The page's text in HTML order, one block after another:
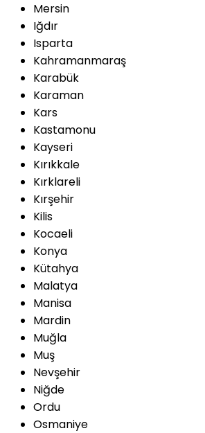
Mersin
Iğdır
Isparta
Kahramanmaraş
Karabük
Karaman
Kars
Kastamonu
Kayseri
Kırıkkale
Kırklareli
Kırşehir
Kilis
Kocaeli
Konya
Kütahya
Malatya
Manisa
Mardin
Muğla
Muş
Nevşehir
Niğde
Ordu
Osmaniye